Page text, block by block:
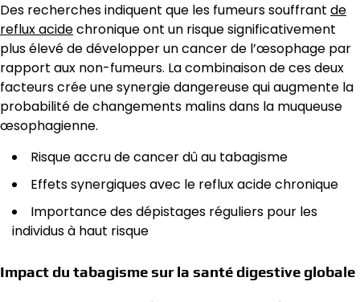
Des recherches indiquent que les fumeurs souffrant de
reflux acidechronique ont un risque significativement
plus élevé de développer un cancer de l’œsophage par
rapport aux non-fumeurs. La combinaison de ces deux
facteurs crée une synergie dangereuse qui augmente la
probabilité de changements malins dans la muqueuse
œsophagienne.
Risque accru de cancer dû au tabagisme
Effets synergiques avec le reflux acide chronique
Importance des dépistages réguliers pour les
individus à haut risque
Impact du tabagisme sur la santé digestive globale